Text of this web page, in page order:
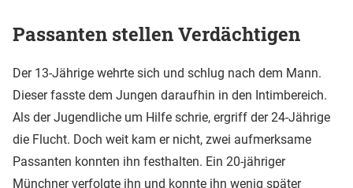
Passanten stellen Verdächtigen
Der 13-Jährige wehrte sich und schlug nach dem Mann.
Dieser fasste dem Jungen daraufhin in den Intimbereich.
Als der Jugendliche um Hilfe schrie, ergriff der 24-Jährige
die Flucht. Doch weit kam er nicht, zwei aufmerksame
Passanten konnten ihn festhalten. Ein 20-jähriger
Münchner verfolgte ihn und konnte ihn wenig später